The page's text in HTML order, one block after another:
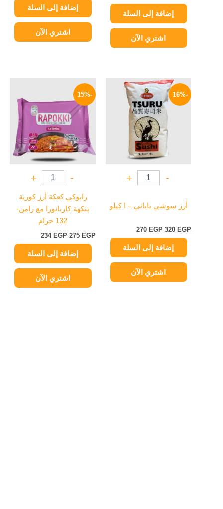
إضافة إلى السلة
اشتري الآن
إضافة إلى السلة
اشتري الآن
-16%
-
+
أرز سوشي ياباني – ا كيلو
320EGP
السعر
الأصلي
هو:
320 EGP.
270 EGP
السعر
الحالي
هو:
270 EGP.
إضافة إلى السلة
اشتري الآن
-15%
-
+
رابوكي كعكة أرز كورية
بنكهة كاربانورا مع رامن-
132 جرام
275EGP
هو:
234 EGP
234 EGP.
إضافة إلى السلة
اشتري الآن